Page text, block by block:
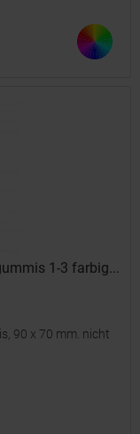
1-3 farbig...
90 x 70 mm. nicht